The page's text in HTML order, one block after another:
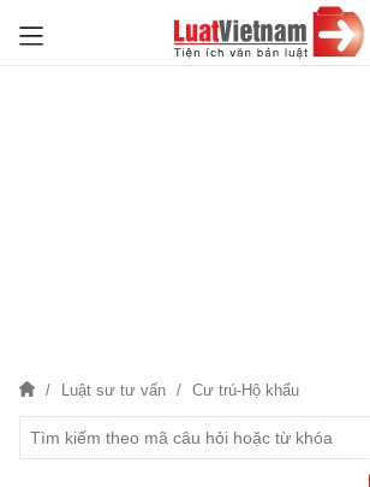
Luật sư tư vấn Cư trú-Hộ khẩu